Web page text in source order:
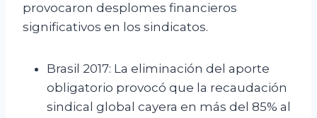
provocaron desplomes financieros
significativos en los sindicatos.
Brasil 2017: La eliminación del aporte
obligatorio provocó que la recaudación
sindical global cayera en más del 85% al